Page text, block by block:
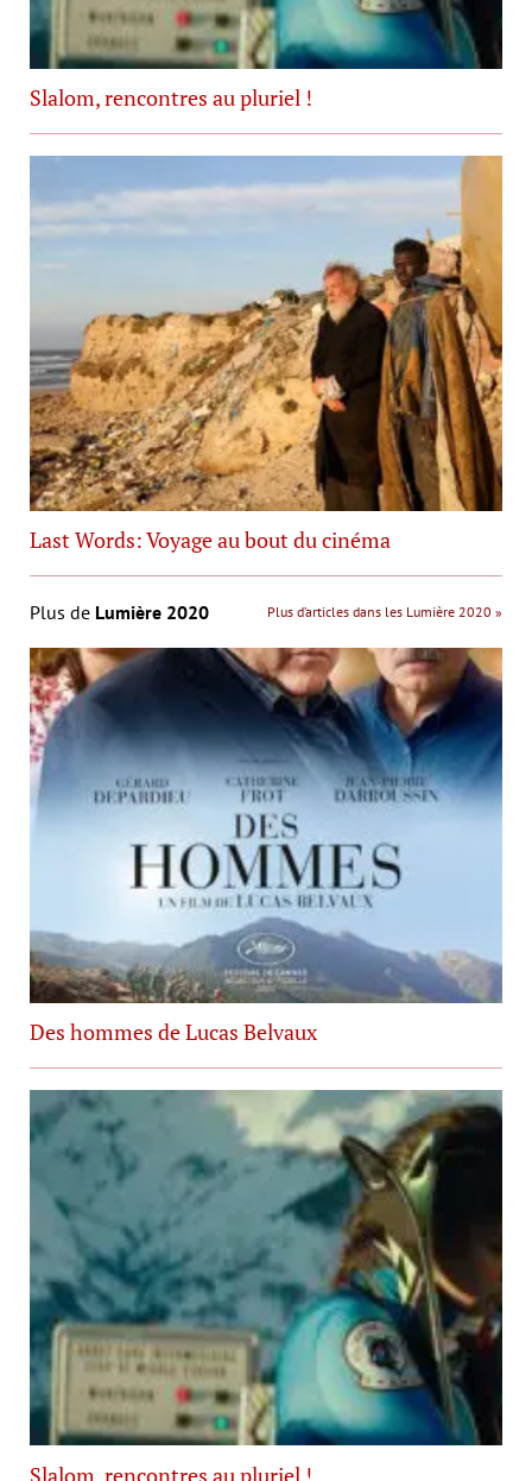
Slalom, rencontres au pluriel !
Last Words: Voyage au bout du cinéma
Plus de Lumière 2020 Plus d’articles dans les Lumière 2020 »
Des hommes de Lucas Belvaux
Slalom, rencontres au pluriel !